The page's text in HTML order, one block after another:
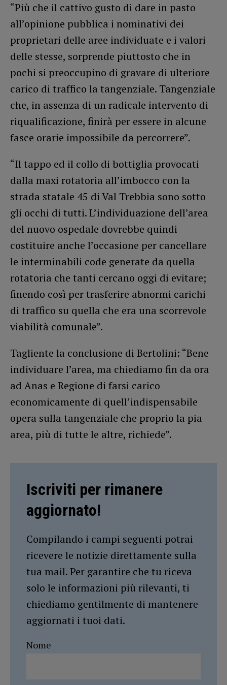
“Più che il cattivo gusto di dare in pasto
all’opinione pubblica i nominativi dei
proprietari delle aree individuate e i valori
delle stesse, sorprende piuttosto che in
pochi si preoccupino di gravare di ulteriore
carico di traffico la tangenziale. Tangenziale
che, in assenza di un radicale intervento di
riqualificazione, finirà per essere in alcune
fasce orarie impossibile da percorrere”.
“Il tappo ed il collo di bottiglia provocati
dalla maxi rotatoria all’imbocco con la
strada statale 45 di Val Trebbia sono sotto
gli occhi di tutti. L’individuazione dell’area
del nuovo ospedale dovrebbe quindi
costituire anche l’occasione per cancellare
le interminabili code generate da quella
rotatoria che tanti cercano oggi di evitare;
finendo così per trasferire abnormi carichi
di traffico su quella che era una scorrevole
viabilità comunale”.
Tagliente la conclusione di Bertolini: “Bene
individuare l’area, ma chiediamo fin da ora
ad Anas e Regione di farsi carico
economicamente di quell’indispensabile
opera sulla tangenziale che proprio la pia
area, più di tutte le altre, richiede”.
Iscriviti per rimanere
aggiornato!
Compilando i campi seguenti potrai
ricevere le notizie direttamente sulla
tua mail. Per garantire che tu riceva
solo le informazioni più rilevanti, ti
chiediamo gentilmente di mantenere
aggiornati i tuoi dati.
Nome